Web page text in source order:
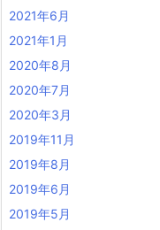
2021年6月
2021年1月
2020年8月
2020年7月
2020年3月
2019年11月
2019年8月
2019年6月
2019年5月